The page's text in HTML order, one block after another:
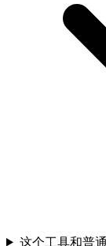
这个工具和普